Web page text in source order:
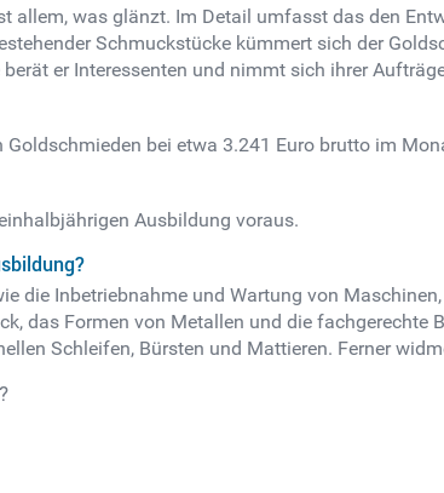
allem, was glänzt. Im Detail umfasst das den
Schmuckstücke kümmert sich der
er Interessenten und nimmt sich ihrer
bei etwa 3.241 Euro brutto im
Ausbildung voraus.
die Inbetriebnahme und Wartung von
das Formen von Metallen und die fachgerechte
Schleifen, Bürsten und Mattieren. Ferner